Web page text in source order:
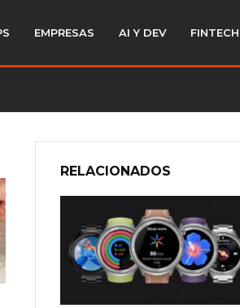
EMPRESAS AI Y DEV FINTECH
RELACIONADOS